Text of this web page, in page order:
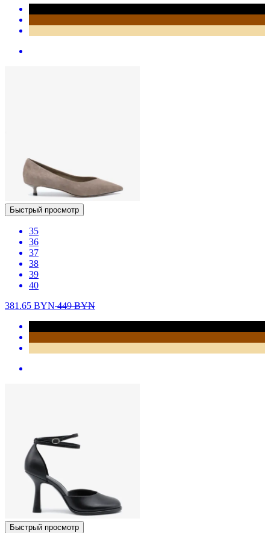
Быстрый просмотр
35
36
37
38
39
40
381.65 BYN449BYN
Быстрый просмотр